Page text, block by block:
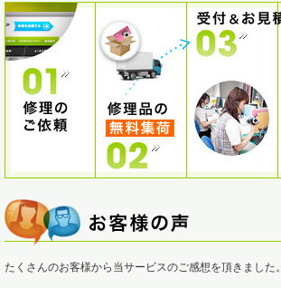
たくさんのお客様から当サービスのご感想を頂きました。